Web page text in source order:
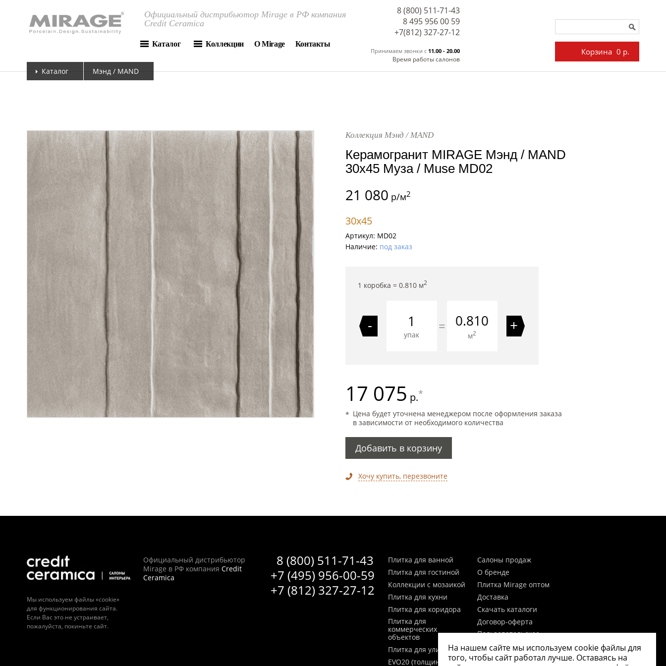
Официальный дистрибьютор Mirage в РФ компания
Credit Ceramica
Каталог Коллекции О Mirage Контакты
8 (800) 511-71-43
8 495 956 00 59
Принимаем звонки c 11.00 - 20.00
Время работы салонов
+7(812) 327-27-12
Корзина 0 р.
Каталог Мэнд / MAND
Коллекция Мэнд / MAND
Керамогранит MIRAGE Мэнд / MAND
30x45 Муза / Muse MD02
21 080 р/м2
30x45
Артикул: MD02
Наличие: под заказ
1 коробка = 0.810м2
-
упак
= 0.810
м2 +
17 075 р.*
Цена будет уточнена менеджером после оформления заказа
в зависимости от необходимого количества
Добавить в корзину
Хочу купить, перезвоните
Мы используем файлы «cookie»
для функционирования сайта.
Если Вас это не устраивает,
пожалуйста, покиньте сайт.
8 (800) 511-71-43
+7 (495) 956-00-59
+7 (812) 327-27-12
Официальный дистрибьютор
Mirage в РФ компания Credit
Ceramica
Плитка для ванной
Плитка для гостиной
Коллекции с мозаикой
Плитка для кухни
Плитка для коридора
Плитка для
коммерческих
объектов
Плитка для улицы
EVO20 (толщина 20мм)
Салоны продаж
О бренде
Плитка Mirage оптом
Доставка
Скачать каталоги
Договор-оферта
Пользовательское
Согласие на обработку
персональных данных
На нашем сайте мы используем cookie файлы для
того, чтобы сайт работал лучше. Оставаясь на